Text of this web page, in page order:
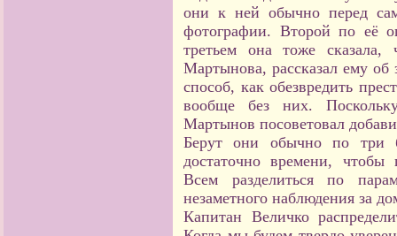
они к ней обычно перед
фотографии. Второй по её
третьем она тоже
Мартынова, рассказал ему
способ, как обезвредить
вообще без них.
Мартынов посоветовал
Берут они обычно по три
достаточно времени, чтобы
Всем разделиться по
незаметного наблюдения за
Капитан Величко